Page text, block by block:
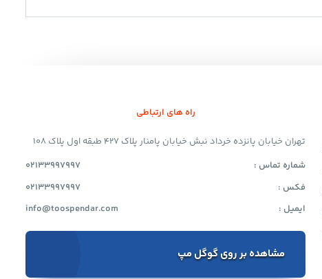
راه های ارتباطی
تهران خیابان پانزده خرداد نبش خیابان پامنار پلاک 427 طبقه اول پلاک 108
شماره تماس :
02133997997
فکس :
02133997997
ایمیل :
info@toospendar.com
مشاهده بر روی گوگل مپ